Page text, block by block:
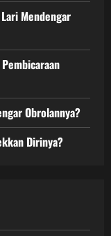
Mendengar
Obrolannya?
Dirinya?